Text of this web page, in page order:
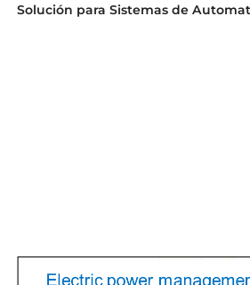
Solución para Sistemas de